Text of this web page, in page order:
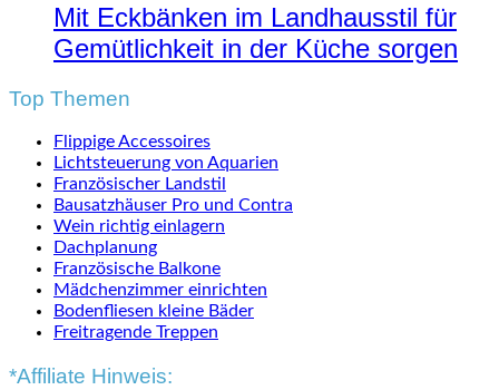
Mit Eckbänken im Landhausstil für
Gemütlichkeit in der Küche sorgen
Top Themen
Flippige Accessoires
Lichtsteuerung von Aquarien
Französischer Landstil
Bausatzhäuser Pro und Contra
Wein richtig einlagern
Dachplanung
Französische Balkone
Mädchenzimmer einrichten
Bodenfliesen kleine Bäder
Freitragende Treppen
*Affiliate Hinweis: